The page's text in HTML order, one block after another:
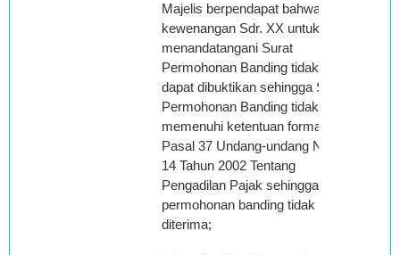
Majelis berpendapat bahwa
kewenangan Sdr. XX untuk
menandatangani Surat
Permohonan Banding tidak
dapat dibuktikan sehingga Surat
Permohonan Banding tidak
memenuhi ketentuan formal
Pasal 37 Undang-undang Nomor
14 Tahun 2002 Tentang
Pengadilan Pajak sehingga
permohonan banding tidak dapat
diterima;